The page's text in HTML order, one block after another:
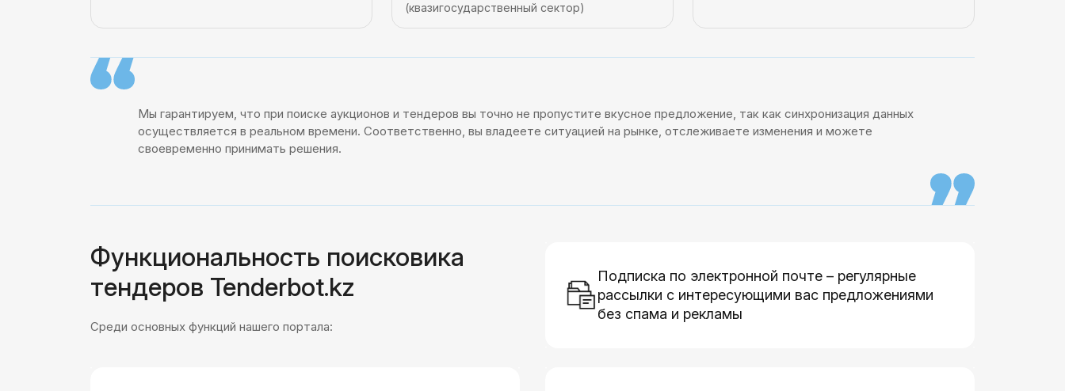
(квазигосударственный сектор)
Мы гарантируем, что при поиске аукционов и тендеров вы точно не пропустите вкусное предложение, так как синхронизация данных
осуществляется в реальном времени. Соответственно, вы владеете ситуацией на рынке, отслеживаете изменения и можете
своевременно принимать решения.
Функциональность поисковика
тендеров Tenderbot.kz
Среди основных функций нашего портала:
Подписка по электронной почте – регулярные
рассылки с интересующими вас предложениями
без спама и рекламы